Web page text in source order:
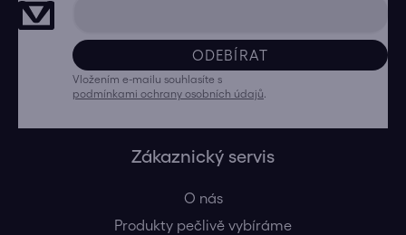
ODEBÍRAT
Vložením e-mailu souhlasíte s
podmínkami ochrany osobních údajů
Zákaznický servis
O nás
Produkty pečlivě vybíráme